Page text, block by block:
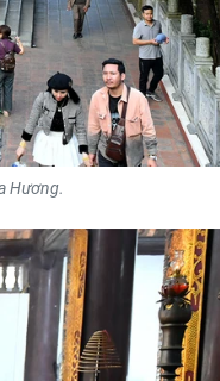
Hương.